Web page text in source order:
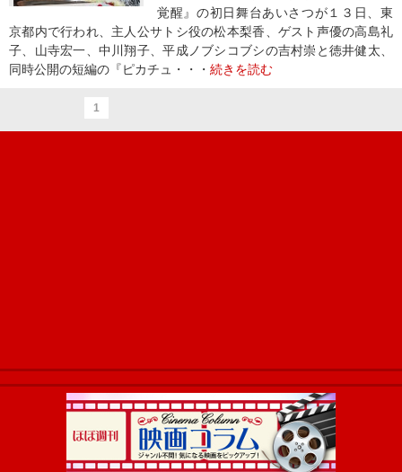
覚醒』の初日舞台あいさつが１３日、東
京都内で行われ、主人公サトシ役の松本梨香、ゲスト声優の高島礼
子、山寺宏一、中川翔子、平成ノブシコブシの吉村崇と徳井健太、
同時公開の短編の『ピカチュ・・・ 続きを読む
1